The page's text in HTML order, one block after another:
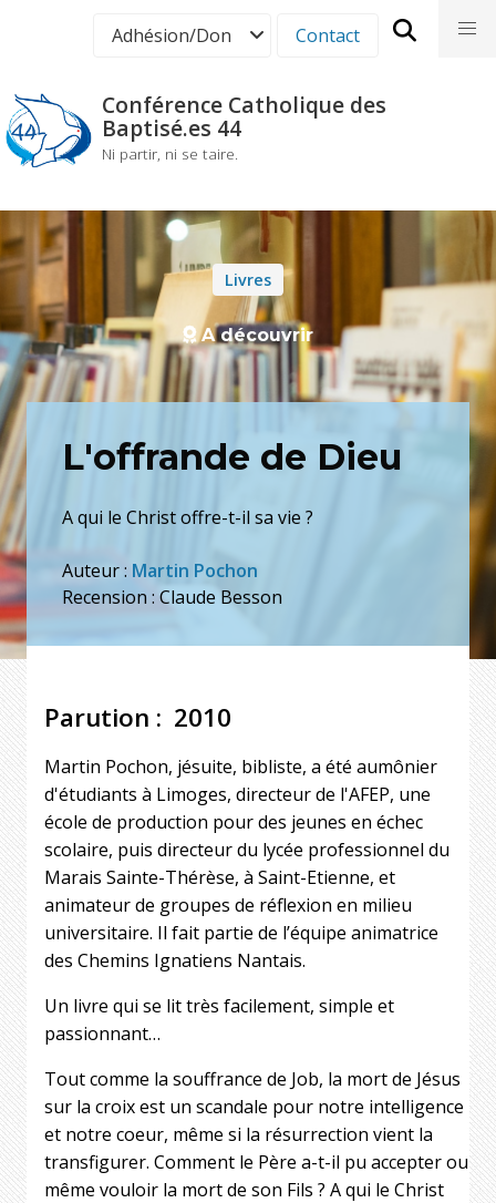
principal
Conférence Catholique des
Baptisé.es 44
Ni partir, ni se taire.
Adhésion/Don Contact
Livres
A découvrir
L'offrande de Dieu
A qui le Christ offre-t-il sa vie ?
Auteur : Martin Pochon
Recension : Claude Besson
Parution 2010
Martin Pochon, jésuite, bibliste, a été aumônier
d'étudiants à Limoges, directeur de l'AFEP, une
école de production pour des jeunes en échec
scolaire, puis directeur du lycée professionnel du
Marais Sainte-Thérèse, à Saint-Etienne, et
animateur de groupes de réflexion en milieu
universitaire. Il fait partie de l’équipe animatrice
des Chemins Ignatiens Nantais.
Un livre qui se lit très facilement, simple et
passionnant…
Tout comme la souffrance de Job, la mort de Jésus
sur la croix est un scandale pour notre intelligence
et notre coeur, même si la résurrection vient la
transfigurer. Comment le Père a-t-il pu accepter ou
même vouloir la mort de son Fils ? A qui le Christ